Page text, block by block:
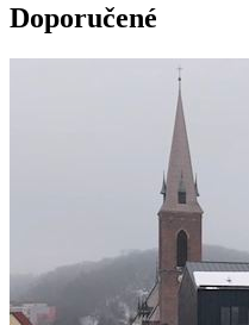
Doporučené